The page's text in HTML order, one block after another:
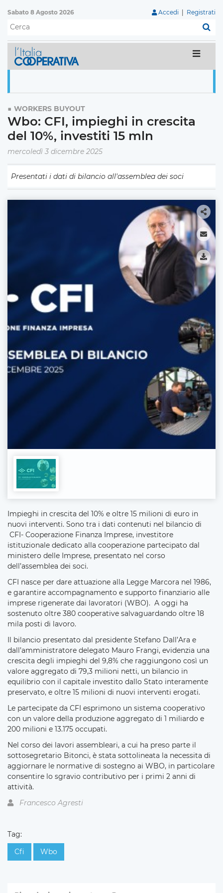
Sabato 8 Agosto 2026 Accedi Registrati
WORKERS BUYOUT
Wbo: CFI, impieghi in crescita
del 10%, investiti 15 mln
mercoledì 3 dicembre 2025
Presentati i dati di bilancio all'assemblea dei soci
Impieghi in crescita del 10% e oltre 15 milioni di euro in
nuovi interventi. Sono tra i dati contenuti nel bilancio di
CFI- Cooperazione Finanza Imprese, investitore
istituzionale dedicato alla cooperazione partecipato dal
ministero delle Imprese, presentato nel corso
dell’assemblea dei soci.
CFI nasce per dare attuazione alla Legge Marcora nel 1986,
e garantire accompagnamento e supporto finanziario alle
imprese rigenerate dai lavoratori (WBO). A oggi ha
sostenuto oltre 380 cooperative salvaguardando oltre 18
mila posti di lavoro.
Il bilancio presentato dal presidente Stefano Dall’Ara e
dall’amministratore delegato Mauro Frangi, evidenzia una
crescita degli impieghi del 9,8% che raggiungono così un
valore aggregato di 79,3 milioni netti, un bilancio in
equilibrio con il capitale investito dallo Stato interamente
preservato, e oltre 15 milioni di nuovi interventi erogati.
Le partecipate da CFI esprimono un sistema cooperativo
con un valore della produzione aggregato di 1 miliardo e
200 milioni e 13.175 occupati.
Nel corso dei lavori assembleari, a cui ha preso parte il
sottosegretario Bitonci, è stata sottolineata la necessita di
aggiornare le normative di sostegno ai WBO, in particolare
consentire lo sgravio contributivo per i primi 2 anni di
attività.
Francesco Agresti
Tag:
Cfi
Wbo